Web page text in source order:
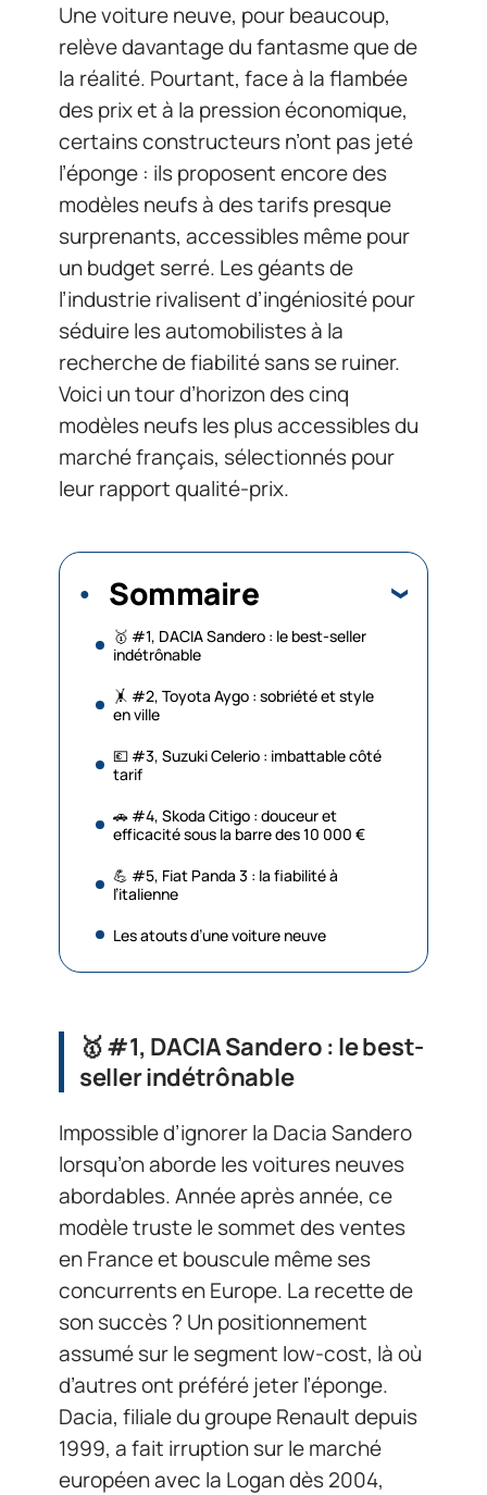
Une voiture neuve, pour beaucoup,
relève davantage du fantasme que de
la réalité. Pourtant, face à la flambée
des prix et à la pression économique,
certains constructeurs n’ont pas jeté
l’éponge : ils proposent encore des
modèles neufs à des tarifs presque
surprenants, accessibles même pour
un budget serré. Les géants de
l’industrie rivalisent d’ingéniosité pour
séduire les automobilistes à la
recherche de fiabilité sans se ruiner.
Voici un tour d’horizon des cinq
modèles neufs les plus accessibles du
marché français, sélectionnés pour
leur rapport qualité-prix.
Sommaire
🥇 #1, DACIA Sandero : le best-seller
indétrônable
🤸‍ #2, Toyota Aygo : sobriété et style
en ville
💶 #3, Suzuki Celerio : imbattable côté
tarif
🚗 #4, Skoda Citigo : douceur et
efficacité sous la barre des 10 000 €
💪 #5, Fiat Panda 3 : la fiabilité à
l’italienne
Les atouts d’une voiture neuve
🥇 #1, DACIA Sandero : le best-
seller indétrônable
Impossible d’ignorer la Dacia Sandero
lorsqu’on aborde les voitures neuves
abordables. Année après année, ce
modèle truste le sommet des ventes
en France et bouscule même ses
concurrents en Europe. La recette de
son succès ? Un positionnement
assumé sur le segment low-cost, là où
d’autres ont préféré jeter l’éponge.
Dacia, filiale du groupe Renault depuis
1999, a fait irruption sur le marché
européen avec la Logan dès 2004,